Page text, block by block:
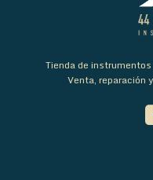
Tienda de
Venta, reparación